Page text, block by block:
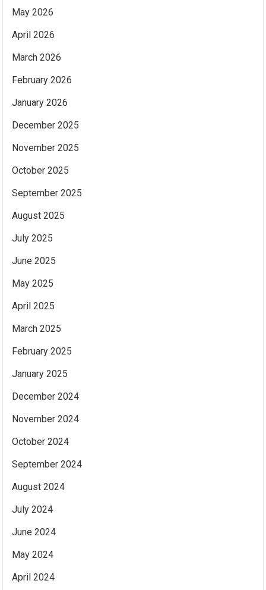
May 2026
April 2026
March 2026
February 2026
January 2026
December 2025
November 2025
October 2025
September 2025
August 2025
July 2025
June 2025
May 2025
April 2025
March 2025
February 2025
January 2025
December 2024
November 2024
October 2024
September 2024
August 2024
July 2024
June 2024
May 2024
April 2024